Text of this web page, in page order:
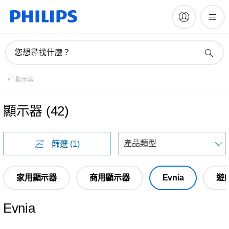
您想尋找什麼？
顯示器
顯示器 (42)
篩選 (1)
家用顯示器
商用顯示器 Evnia 遊
Evnia